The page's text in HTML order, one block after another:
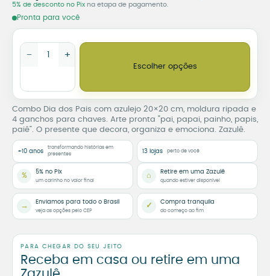
5% de desconto no Pix na etapa de pagamento.
Pronta para você
Combo Dia dos Pais com azulejo 20×20 cm, moldura ripada e
4 ganchos para chaves. Arte pronta “pai, papai, painho, papis,
paiê”. O presente que decora, organiza e emociona. Zazulê.
Combo Dia dos Pais – Azulejo com Moldura Ripada e Porta-
− +
Escolher opções
+10 anos
transformando histórias em
presentes
13 lojas perto de você
% 5% no Pix
um carinho no valor final
⌂ Retire em uma Zazulê
quando estiver disponível
→ Enviamos para todo o Brasil
veja as opções pelo CEP
✓ Compra tranquila
do começo ao fim
PARA CHEGAR DO SEU JEITO
Receba em casa ou retire em uma